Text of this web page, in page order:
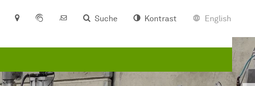
Suche Kontrast English